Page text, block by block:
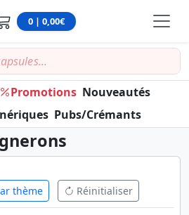
0 | 0,00€
Promotions Nouveautés
Pubs/Crémants
thème Réinitialiser